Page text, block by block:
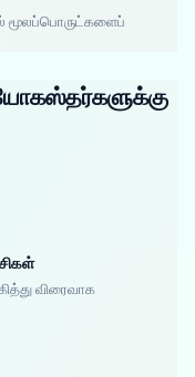
மூலப்பொருட்களைப்
விரைவாக